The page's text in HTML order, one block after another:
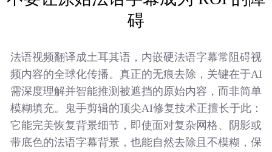
碍
法语视频翻译成土耳其语，内嵌硬法语字幕常阻碍视
频内容的全球化传播。真正的无痕去除，关键在于AI
需深度理解并智能推测被遮挡的原始内容，而非简单
模糊填充。鬼手剪辑的顶尖AI修复技术正擅长于此：
它能完美恢复背景细节，即使面对复杂网格、阴影或
带底色的法语字幕背景，也能自然去除且不模糊，保